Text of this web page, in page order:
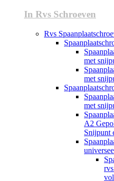
In Rvs Schroeven
Rvs
met
met
met
A2
Snijpunt